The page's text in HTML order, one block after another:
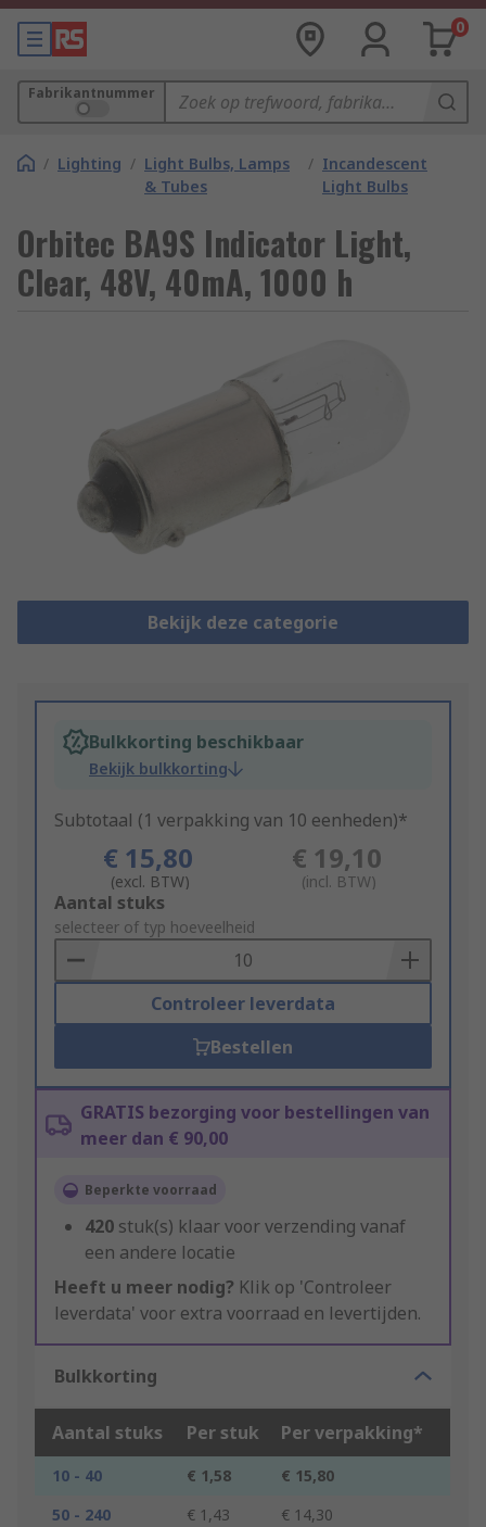
0
Fabrikantnummer
/ Lighting / Light Bulbs, Lamps
& Tubes
/ Incandescent
Light Bulbs
Orbitec BA9S Indicator Light,
Clear, 48V, 40mA, 1000 h
Bekijk deze categorie
Bulkkorting beschikbaar
Bekijk bulkkorting
Subtotaal (1 verpakking van 10 eenheden)*
€ 15,80
(excl. BTW)
€ 19,10
(incl. BTW)
Add
to
Basket
Aantal stuks
selecteer of typ hoeveelheid
Controleer leverdata
Bestellen
GRATIS bezorging voor bestellingen van
meer dan € 90,00
Beperkte voorraad
420 stuk(s) klaar voor verzending vanaf
een andere locatie
Heeft u meer nodig? Klik op 'Controleer
leverdata' voor extra voorraad en levertijden.
Bulkkorting
Aantal stuks Per stuk Per verpakking*
10 - 40 € 1,58
€ 15,80
50 - 240
€ 1,43
€ 14,30